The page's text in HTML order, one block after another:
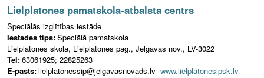
Lielplatones pamatskola-atbalsta centrs
Speciālās izglītības iestāde
Iestādes tips:Speciālā pamatskola
Lielplatones skola, Lielplatones pag., Jelgavas nov., LV-3022
Tel:63061925; 22825263
E-pasts:lielplatonessip@jelgavasnovads.lv www.lielplatonesipsk.lv